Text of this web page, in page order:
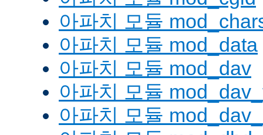
아파치 모듈
아파치 모듈 mod_data
아파치 모듈 mod_dav
아파치 모듈
아파치 모듈